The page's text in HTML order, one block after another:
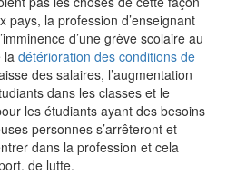
pays, la profession d’enseignant
d’une grève scolaire au
la détérioration des conditions de
des salaires, l’augmentation
dans les classes et le
les étudiants ayant des besoins
personnes s’arrêteront et
dans la profession et cela
de lutte.